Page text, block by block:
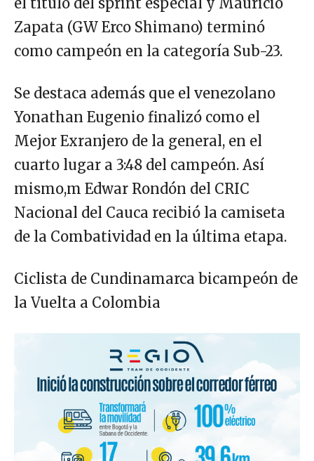
Zapata (GW Erco Shimano) terminó
como campeón en la categoría Sub-23.
Se destaca además que el venezolano
Yonathan Eugenio finalizó como el
Mejor Exranjero de la general, en el
cuarto lugar a 3:48 del campeón. Así
mismo,m Edwar Rondón del CRIC
Nacional del Cauca recibió la camiseta
de la Combatividad en la última etapa.
Ciclista de Cundinamarca bicampeón de
la Vuelta a Colombia